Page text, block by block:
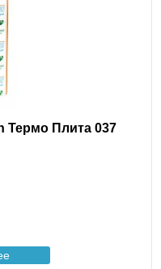
Термо Плита 037